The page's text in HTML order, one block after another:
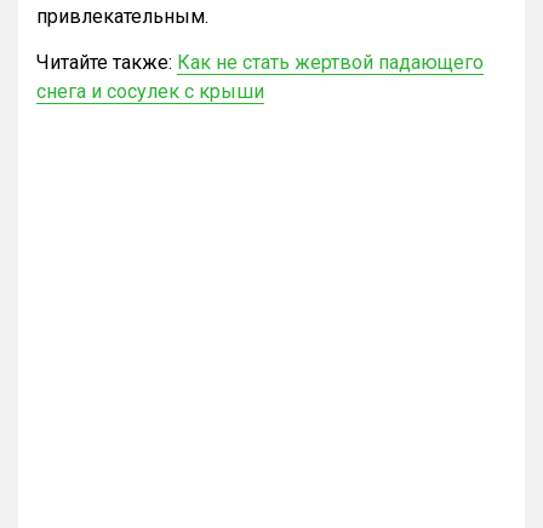
привлекательным.
Читайте также: Как не стать жертвой падающего
снега и сосулек с крыши